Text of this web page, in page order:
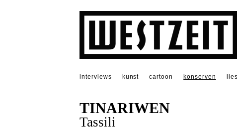
interviews kunst cartoon konserven
TINARIWEN
Tassili